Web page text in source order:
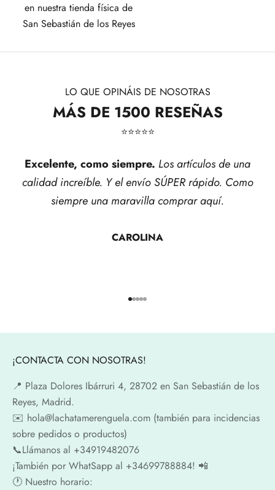
en nuestra tienda física de
San Sebastián de los Reyes
LO QUE OPINÁIS DE NOSOTRAS
MÁS DE 1500 RESEÑAS
⭐​⭐​⭐​⭐​⭐​
Excelente, como siempre. Los artículos de una
calidad increíble. Y el envío SÚPER rápido. Como
siempre una maravilla comprar aquí.
CAROLINA
Ir al artículo 1
Ir al artículo 2
Ir al artículo 3
Ir al artículo 4
Ir al artículo 5
¡CONTACTA CON NOSOTRAS!
📍​ Plaza Dolores Ibárruri 4, 28702 en San Sebastián de los
Reyes, Madrid.
✉️​ hola@lachatamerenguela.com (también para incidencias
sobre pedidos o productos)
📞​​Llámanos al +34919482076
¡También por WhatSapp al +34699788884! 📲
🕐​ Nuestro horario: